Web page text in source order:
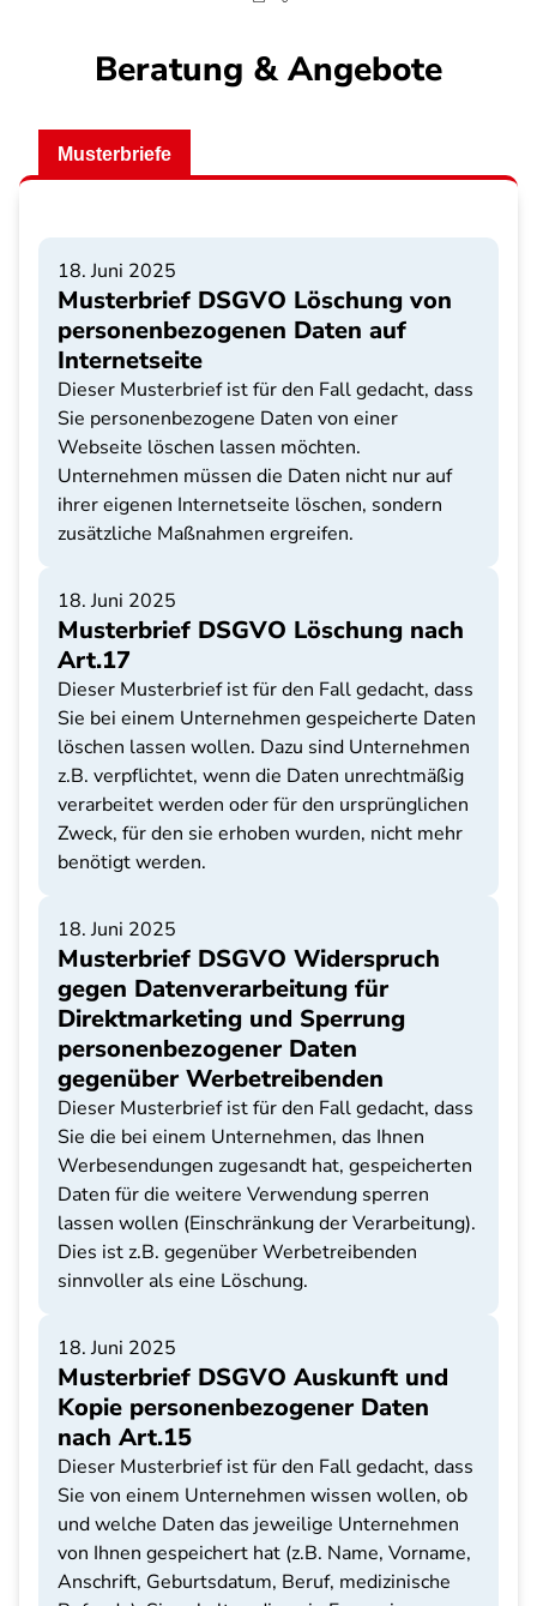
Beratung & Angebote
Musterbriefe
18. Juni 2025
Musterbrief DSGVO Löschung von
personenbezogenen Daten auf
Internetseite
Dieser Musterbrief ist für den Fall gedacht, dass
Sie personenbezogene Daten von einer
Webseite löschen lassen möchten.
Unternehmen müssen die Daten nicht nur auf
ihrer eigenen Internetseite löschen, sondern
zusätzliche Maßnahmen ergreifen.
18. Juni 2025
Musterbrief DSGVO Löschung nach
Art.17
Dieser Musterbrief ist für den Fall gedacht, dass
Sie bei einem Unternehmen gespeicherte Daten
löschen lassen wollen. Dazu sind Unternehmen
z.B. verpflichtet, wenn die Daten unrechtmäßig
verarbeitet werden oder für den ursprünglichen
Zweck, für den sie erhoben wurden, nicht mehr
benötigt werden.
18. Juni 2025
Musterbrief DSGVO Widerspruch
gegen Datenverarbeitung für
Direktmarketing und Sperrung
personenbezogener Daten
gegenüber Werbetreibenden
Dieser Musterbrief ist für den Fall gedacht, dass
Sie die bei einem Unternehmen, das Ihnen
Werbesendungen zugesandt hat, gespeicherten
Daten für die weitere Verwendung sperren
lassen wollen (Einschränkung der Verarbeitung).
Dies ist z.B. gegenüber Werbetreibenden
sinnvoller als eine Löschung.
18. Juni 2025
Musterbrief DSGVO Auskunft und
Kopie personenbezogener Daten
nach Art.15
Dieser Musterbrief ist für den Fall gedacht, dass
Sie von einem Unternehmen wissen wollen, ob
und welche Daten das jeweilige Unternehmen
von Ihnen gespeichert hat (z.B. Name, Vorname,
Anschrift, Geburtsdatum, Beruf, medizinische